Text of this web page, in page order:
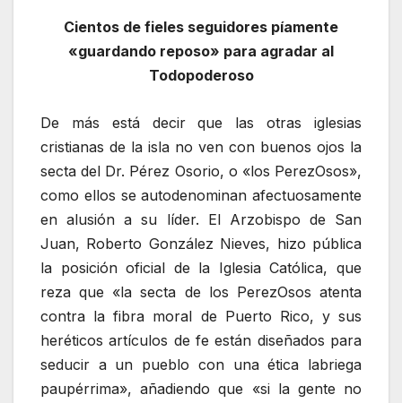
Cientos de fieles seguidores píamente
«guardando reposo» para agradar al
Todopoderoso
De más está decir que las otras iglesias
cristianas de la isla no ven con buenos ojos la
secta del Dr. Pérez Osorio, o «los PerezOsos»,
como ellos se autodenominan afectuosamente
en alusión a su líder. El Arzobispo de San
Juan, Roberto González Nieves, hizo pública
la posición oficial de la Iglesia Católica, que
reza que «la secta de los PerezOsos atenta
contra la fibra moral de Puerto Rico, y sus
heréticos artículos de fe están diseñados para
seducir a un pueblo con una ética labriega
paupérrima», añadiendo que «si la gente no